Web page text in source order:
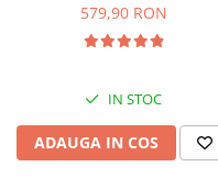
579,90 RON
IN STOC
ADAUGA IN COS